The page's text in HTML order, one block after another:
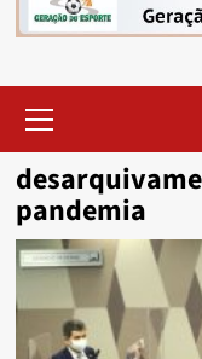
Menu
pandemia